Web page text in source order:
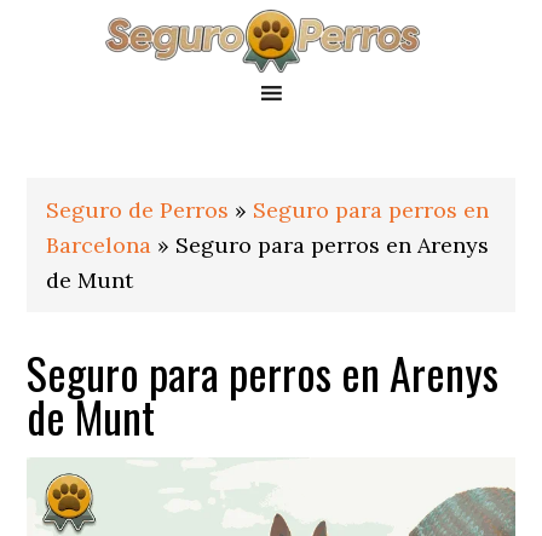
Seguro de Perros » Seguro para perros en
Barcelona » Seguro para perros en Arenys
de Munt
Seguro para perros en Arenys
de Munt